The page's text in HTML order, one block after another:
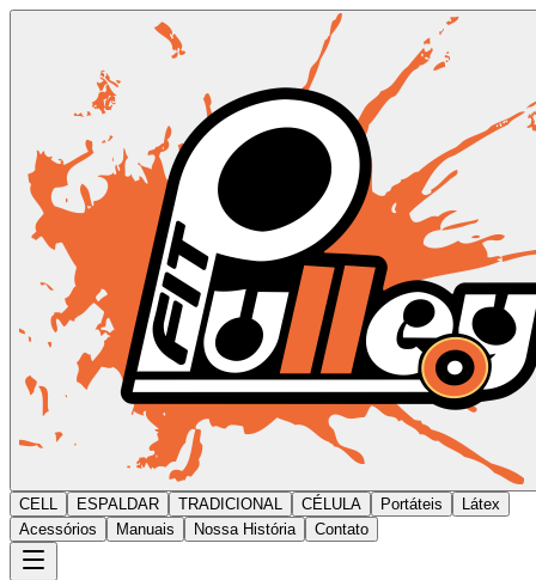
CELL ESPALDAR TRADICIONAL CÉLULA Portáteis
Látex
Acessórios
Manuais Nossa História Contato